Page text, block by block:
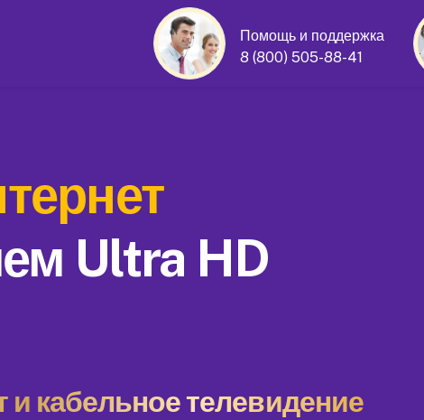
Помощь и поддержка
8 (800) 505-88-41
Ultra HD
кабельное телевидение